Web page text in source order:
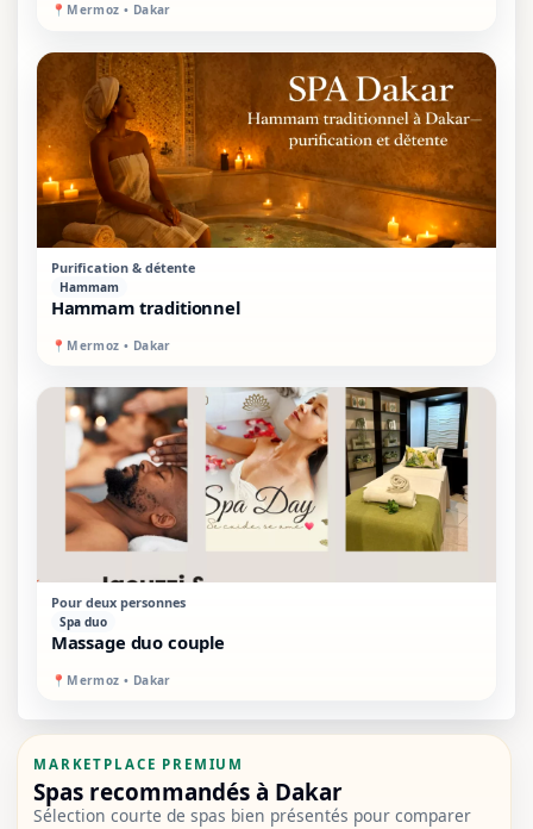
📍 Mermoz • Dakar
PREMIUM SUR PLACE
Hammam traditionnel
Purification & détente
Hammam
📍 Mermoz • Dakar
STANDARD MIXTE
Massage duo couple
Pour deux personnes
Spa duo
📍 Mermoz • Dakar
MARKETPLACE PREMIUM
Spas recommandés à Dakar
Sélection courte de spas bien présentés pour comparer